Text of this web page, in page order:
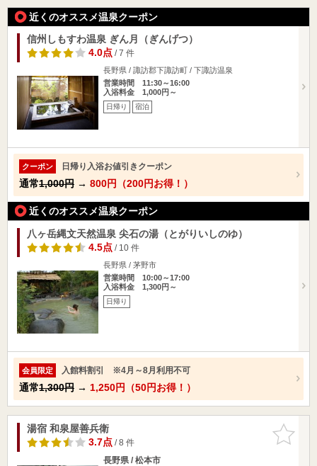
近くのオススメ温泉クーポン
信州しもすわ温泉 ぎん月（ぎんげつ）
4.0点/ 7 件
長野県 / 諏訪郡下諏訪町 / 下諏訪温泉
営業時間 11:30～16:00
入浴料金 1,000円～
日帰り 宿泊
クーポン 日帰り入浴お値引きクーポン
通常1,000円 → 800円（200円お得！）
近くのオススメ温泉クーポン
八ヶ岳縄文天然温泉 尖石の湯（とがりいしのゆ）
4.5点/ 10 件
長野県 / 茅野市
営業時間 10:00～17:00
入浴料金 1,300円～
日帰り
会員限定 入館料割引 ※4月～8月利用不可
通常1,300円 → 1,250円（50円お得！）
お気に入
りに追加
湯宿 和泉屋善兵衛
3.7点/ 8 件
長野県 / 松本市